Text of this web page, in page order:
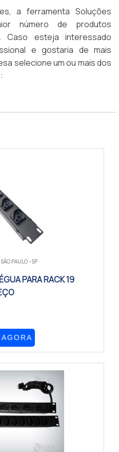
a ferramenta Soluções
número de produtos
Caso esteja interessado
e gostaria de mais
selecione um ou mais dos
PAULO - SP
PARA RACK 19